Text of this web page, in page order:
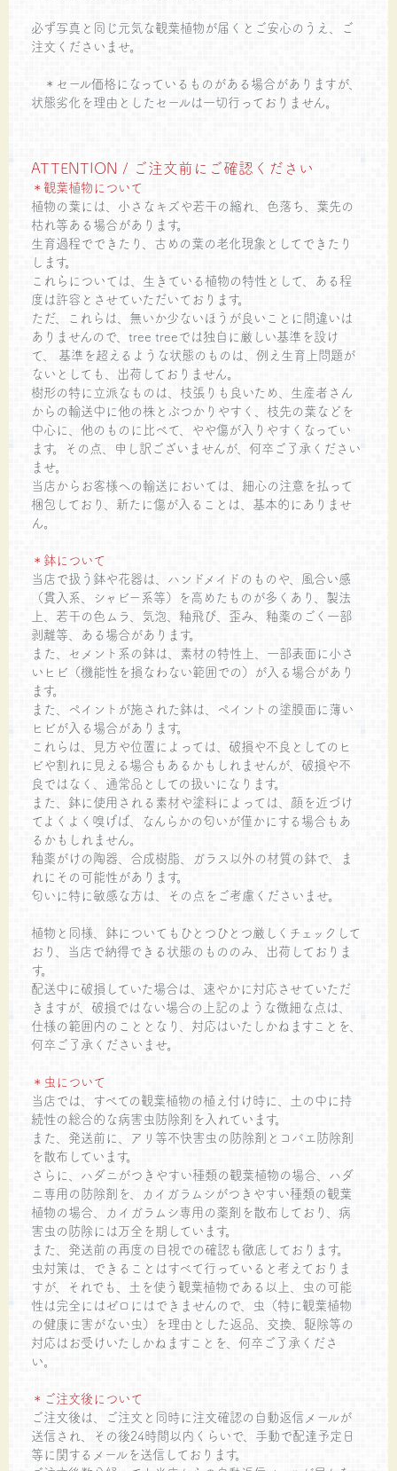
必ず写真と同じ元気な観葉植物が届くとご安心のうえ、ご
注文くださいませ。
＊セール価格になっているものがある場合がありますが、
状態劣化を理由としたセールは一切行っておりません。
ATTENTION / ご注文前にご確認ください
＊観葉植物について
植物の葉には、小さなキズや若干の縮れ、色落ち、葉先の
枯れ等ある場合があります。
生育過程でできたり、古めの葉の老化現象としてできたり
します。
これらについては、生きている植物の特性として、ある程
度は許容とさせていただいております。
ただ、これらは、無いか少ないほうが良いことに間違いは
ありませんので、tree treeでは独自に厳しい基準を設け
て、 基準を超えるような状態のものは、例え生育上問題が
ないとしても、出荷しておりません。
樹形の特に立派なものは、枝張りも良いため、生産者さん
からの輸送中に他の株とぶつかりやすく、枝先の葉などを
中心に、他のものに比べて、やや傷が入りやすくなってい
ます。その点、申し訳ございませんが、何卒ご了承ください
ませ。
当店からお客様への輸送においては、細心の注意を払って
梱包しており、新たに傷が入ることは、基本的にありませ
ん。
＊鉢について
当店で扱う鉢や花器は、ハンドメイドのものや、風合い感
（貫入系、シャビー系等）を高めたものが多くあり、製法
上、若干の色ムラ、気泡、釉飛び、歪み、釉薬のごく一部
剥離等、ある場合があります。
また、セメント系の鉢は、素材の特性上、一部表面に小さ
いヒビ（機能性を損なわない範囲での）が入る場合があり
ます。
また、ペイントが施された鉢は、ペイントの塗膜面に薄い
ヒビが入る場合があります。
これらは、見方や位置によっては、破損や不良としてのヒ
ビや割れに見える場合もあるかもしれませんが、破損や不
良ではなく、通常品としての扱いになります。
また、鉢に使用される素材や塗料によっては、顔を近づけ
てよくよく嗅げば、なんらかの匂いが僅かにする場合もあ
るかもしれません。
釉薬がけの陶器、合成樹脂、ガラス以外の材質の鉢で、ま
れにその可能性があります。
匂いに特に敏感な方は、その点をご考慮くださいませ。
植物と同様、鉢についてもひとつひとつ厳しくチェックして
おり、当店で納得できる状態のもののみ、出荷しておりま
す。
配送中に破損していた場合は、速やかに対応させていただ
きますが、破損ではない場合の上記のような微細な点は、
仕様の範囲内のこととなり、対応はいたしかねますことを、
何卒ご了承くださいませ。
＊虫について
当店では、すべての観葉植物の植え付け時に、土の中に持
続性の総合的な病害虫防除剤を入れています。
また、発送前に、アリ等不快害虫の防除剤とコバエ防除剤
を散布しています。
さらに、ハダニがつきやすい種類の観葉植物の場合、ハダ
ニ専用の防除剤を、カイガラムシがつきやすい種類の観葉
植物の場合、カイガラムシ専用の薬剤を散布しており、病
害虫の防除には万全を期しています。
また、発送前の再度の目視での確認も徹底しております。
虫対策は、できることはすべて行っていると考えておりま
すが、それでも、土を使う観葉植物である以上、虫の可能
性は完全にはゼロにはできませんので、虫（特に観葉植物
の健康に害がない虫）を理由とした返品、交換、駆除等の
対応はお受けいたしかねますことを、何卒ご了承くださ
い。
＊ご注文後について
ご注文後は、ご注文と同時に注文確認の自動返信メールが
送信され、その後24時間以内くらいで、手動で配達予定日
等に関するメールを送信しております。